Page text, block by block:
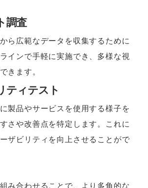
調査
ら広範なデータを収集するために
インで手軽に実施でき、多様な視
きます。
ティテスト
製品やサービスを使用する様子を
さや改善点を特定します。これに
ザビリティを向上させることがで